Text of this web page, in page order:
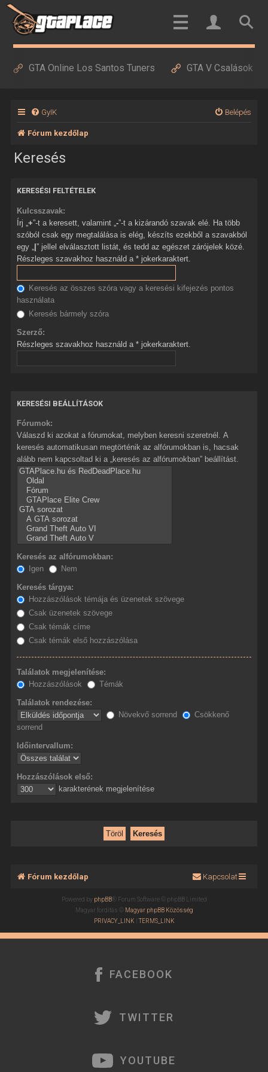
GTA Online Los Santos Tuners GTA V Csalások
GyIK Belépés
Fórum kezdőlap
Keresés
KERESÉSI FELTÉTELEK
Kulcsszavak:
Írj „ +”-t a keresett, valamint „ -”-t a kizárandó szavak elé. Ha több
szóból csak egy megtalálása is elég, készíts ezekből a szavakból
egy „ |” jellel elválasztott listát, és tedd az egészet zárójelek közé.
Részleges szavakhoz használd a * jokerkaraktert.
Keresés az összes szóra vagy a keresési kifejezés pontos
használata
Keresés bármely szóra
Szerző:
Részleges szavakhoz használd a * jokerkaraktert.
KERESÉSI BEÁLLÍTÁSOK
Fórumok:
Válaszd ki azokat a fórumokat, melyben keresni szeretnél. A
keresés automatikusan megtörténik az alfórumokban is, hacsak
alább nem kapcsoltad ki a „keresés az alfórumokban” beállítást.
Keresés az alfórumokban:
Igen
Nem
Keresés tárgya:
Hozzászólások témája és üzenetek szövege
Csak üzenetek szövege
Csak témák címe
Csak témák első hozzászólása
Találatok megjelenítése:
Hozzászólások
Témák
Találatok rendezése:
Növekvő sorrend
Csökkenő
sorrend
Időintervallum:
Hozzászólások első:
karakterének megjelenítése
Fórum kezdőlap Kapcsolat
Powered by phpBB® Forum Software © phpBB Limited
Magyar fordítás © Magyar phpBB Közösség
PRIVACY_LINK|TERMS_LINK
FACEBOOK
TWITTER
YOUTUBE